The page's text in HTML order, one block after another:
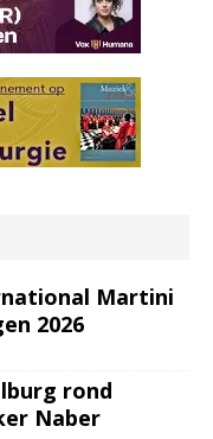
Martini
2026
rond
Naber